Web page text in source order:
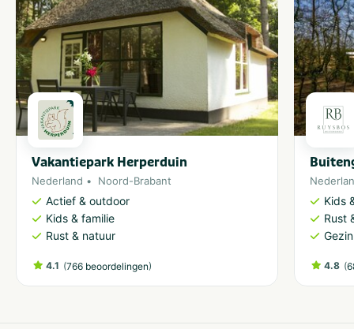
Vakantiepark Herperduin
Nederland Noord-Brabant
Actief & outdoor
Kids & familie
Rust & natuur
4.1 (766 beoordelingen)
Kids
Rust
4.8 (